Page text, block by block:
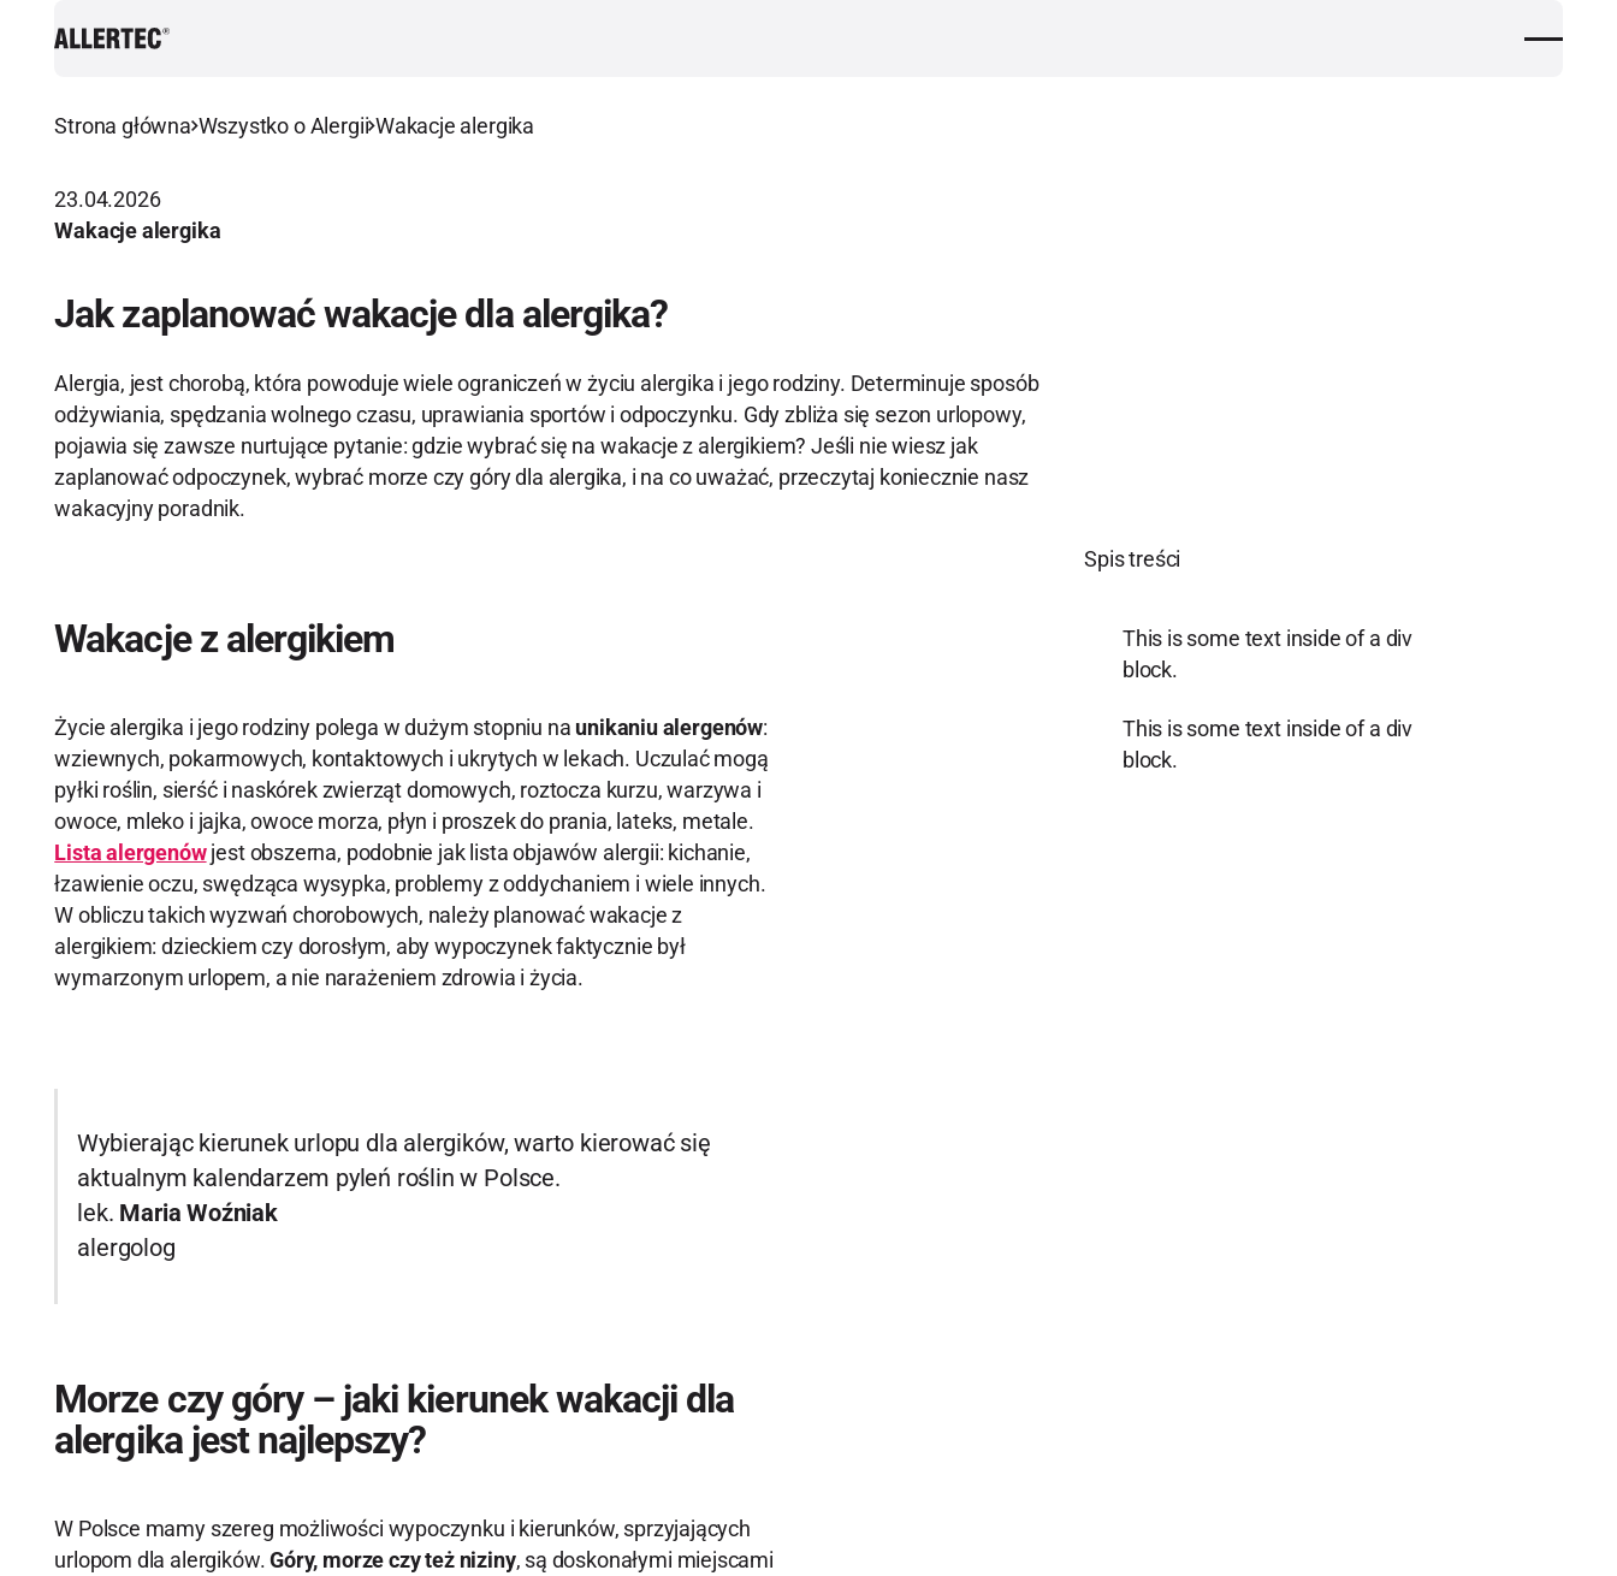
Strona główna Wszystko o Alergii Wakacje alergika
23.04.2026
Wakacje alergika
Jak zaplanować wakacje dla alergika?
Alergia, jest chorobą, która powoduje wiele ograniczeń w życiu alergika i jego rodziny. Determinuje sposób
odżywiania, spędzania wolnego czasu, uprawiania sportów i odpoczynku. Gdy zbliża się sezon urlopowy,
pojawia się zawsze nurtujące pytanie: gdzie wybrać się na wakacje z alergikiem? Jeśli nie wiesz jak
zaplanować odpoczynek, wybrać morze czy góry dla alergika, i na co uważać, przeczytaj koniecznie nasz
wakacyjny poradnik.
Wakacje z alergikiem
Życie alergika i jego rodziny polega w dużym stopniu na unikaniu alergenów:
wziewnych, pokarmowych, kontaktowych i ukrytych w lekach. Uczulać mogą
pyłki roślin, sierść i naskórek zwierząt domowych, roztocza kurzu, warzywa i
owoce, mleko i jajka, owoce morza, płyn i proszek do prania, lateks, metale.
Lista alergenówjest obszerna, podobnie jak lista objawów alergii: kichanie,
łzawienie oczu, swędząca wysypka, problemy z oddychaniem i wiele innych.
W obliczu takich wyzwań chorobowych, należy planować wakacje z
alergikiem: dzieckiem czy dorosłym, aby wypoczynek faktycznie był
wymarzonym urlopem, a nie narażeniem zdrowia i życia.
Wybierając kierunek urlopu dla alergików, warto kierować się
aktualnym kalendarzem pyleń roślin w Polsce.
lek. Maria Woźniak
alergolog
Morze czy góry – jaki kierunek wakacji dla
alergika jest najlepszy?
W Polsce mamy szereg możliwości wypoczynku i kierunków, sprzyjających
urlopom dla alergików.Góry, morze czy też niziny, są doskonałymi miejscami
Spis treści
This is some text inside of a div
block.
This is some text inside of a div
block.